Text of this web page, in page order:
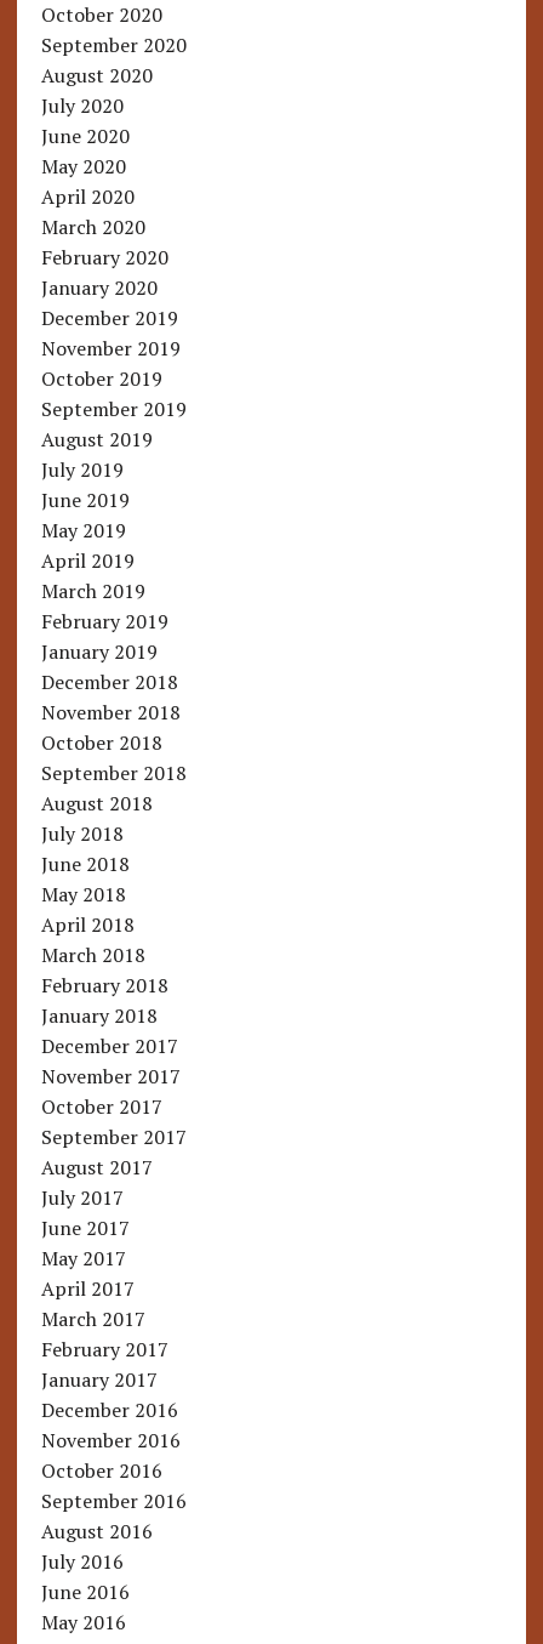
October 2020
September 2020
August 2020
July 2020
June 2020
May 2020
April 2020
March 2020
February 2020
January 2020
December 2019
November 2019
October 2019
September 2019
August 2019
July 2019
June 2019
May 2019
April 2019
March 2019
February 2019
January 2019
December 2018
November 2018
October 2018
September 2018
August 2018
July 2018
June 2018
May 2018
April 2018
March 2018
February 2018
January 2018
December 2017
November 2017
October 2017
September 2017
August 2017
July 2017
June 2017
May 2017
April 2017
March 2017
February 2017
January 2017
December 2016
November 2016
October 2016
September 2016
August 2016
July 2016
June 2016
May 2016